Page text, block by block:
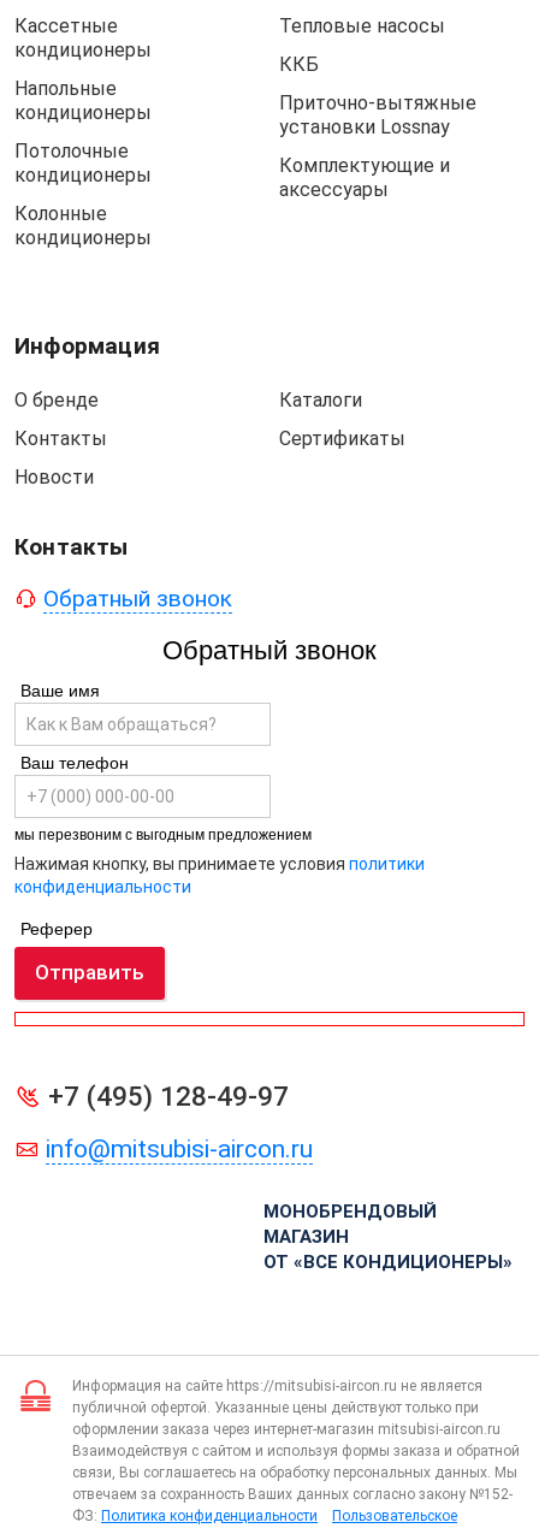
Кассетные
кондиционеры
Напольные
кондиционеры
Потолочные
кондиционеры
Колонные
кондиционеры
Тепловые насосы
ККБ
Приточно-вытяжные
установки Lossnay
Комплектующие и
аксессуары
Информация
О бренде
Контакты
Новости
Каталоги
Сертификаты
Контакты
Обратный звонок
Обратный звонок
Ваше имя
Ваш телефон
мы перезвоним с выгодным предложением
Нажимая кнопку, вы принимаете условия политики
конфиденциальности
Реферер
Отправить
+7 (495) 128-49-97
info@mitsubisi-aircon.ru
МОНОБРЕНДОВЫЙ
МАГАЗИН
ОТ «ВСЕ КОНДИЦИОНЕРЫ»
Информация на сайте https://mitsubisi-aircon.ru не является
публичной офертой. Указанные цены действуют только при
оформлении заказа через интернет-магазин mitsubisi-aircon.ru
Взаимодействуя с сайтом и используя формы заказа и обратной
связи, Вы соглашаетесь на обработку персональных данных. Мы
отвечаем за сохранность Ваших данных согласно закону №152-
ФЗ: Политика конфиденциальности
Пользовательское